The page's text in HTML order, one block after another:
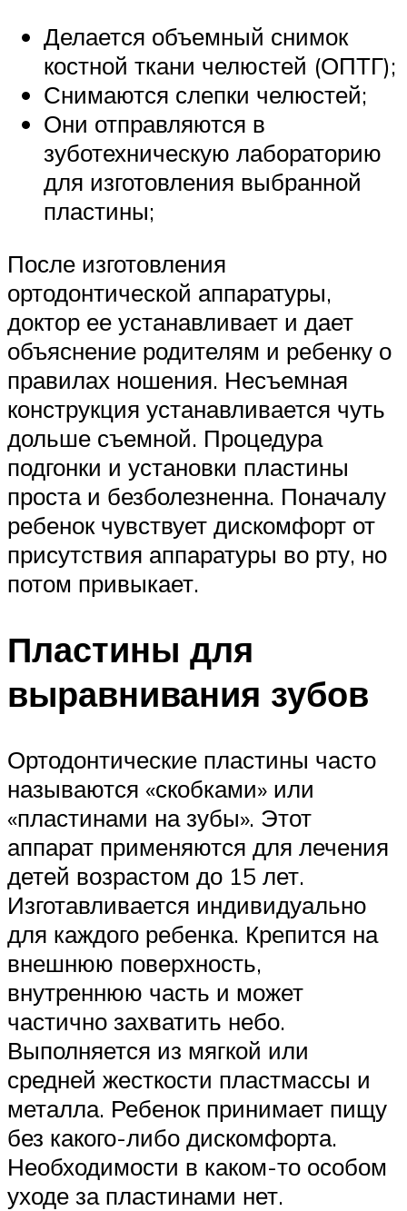
Делается объемный снимок
костной ткани челюстей (ОПТГ);
Снимаются слепки челюстей;
Они отправляются в
зуботехническую лабораторию
для изготовления выбранной
пластины;
После изготовления
ортодонтической аппаратуры,
доктор ее устанавливает и дает
объяснение родителям и ребенку о
правилах ношения. Несъемная
конструкция устанавливается чуть
дольше съемной. Процедура
подгонки и установки пластины
проста и безболезненна. Поначалу
ребенок чувствует дискомфорт от
присутствия аппаратуры во рту, но
потом привыкает.
Пластины для
выравнивания зубов
Ортодонтические пластины часто
называются «скобками» или
«пластинами на зубы». Этот
аппарат применяются для лечения
детей возрастом до 15 лет.
Изготавливается индивидуально
для каждого ребенка. Крепится на
внешнюю поверхность,
внутреннюю часть и может
частично захватить небо.
Выполняется из мягкой или
средней жесткости пластмассы и
металла. Ребенок принимает пищу
без какого-либо дискомфорта.
Необходимости в каком-то особом
уходе за пластинами нет.